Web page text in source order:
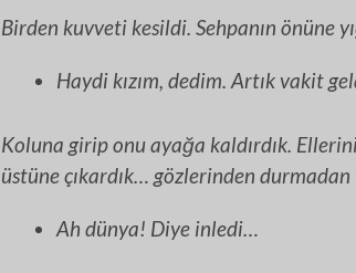
Birden kuvveti kesildi. Sehpanın önüne
Haydi kızım, dedim. Artık vakit
Koluna girip onu ayağa kaldırdık.
üstüne çıkardık… gözlerinden durmadan
Ah dünya! Diye inledi…